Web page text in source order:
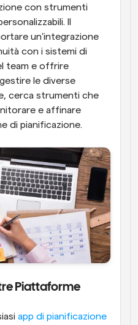
con strumenti
Il
un'integrazione
con i sistemi di
team e offrire
le diverse
cerca strumenti che
e affinare
di pianificazione.
Piattaforme
app di pianificazione